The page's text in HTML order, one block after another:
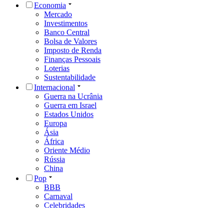
Economia
Mercado
Investimentos
Banco Central
Bolsa de Valores
Imposto de Renda
Finanças Pessoais
Loterias
Sustentabilidade
Internacional
Guerra na Ucrânia
Guerra em Israel
Estados Unidos
Europa
Ásia
África
Oriente Médio
Rússia
China
Pop
BBB
Carnaval
Celebridades